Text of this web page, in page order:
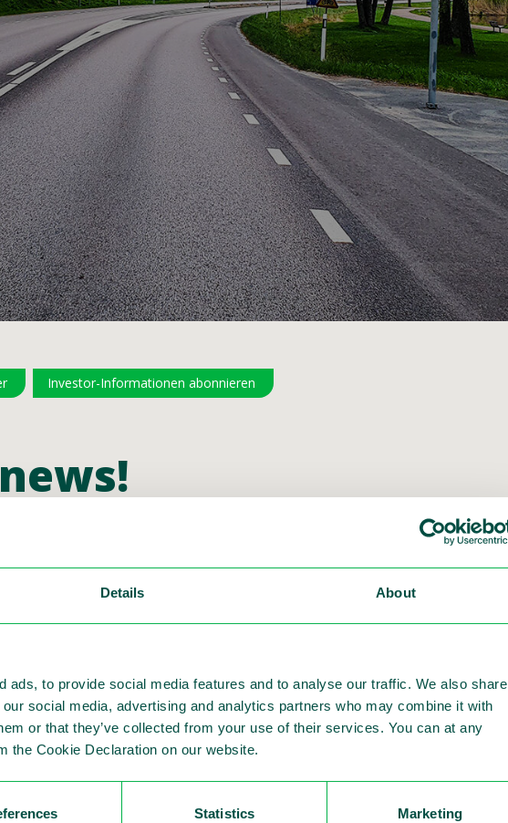
Details About
ads, to provide social media features and to analyse our traffic. We also share
social media, advertising and analytics partners who may combine it with
or that they’ve collected from your use of their services. You can at any
the Cookie Declaration on our website.
Statistics Marketing
Investor-Informationen abonnieren
up on portals. New speed cameras begins to be installed
7, and now several Swedish newspapers are writing
20230911/skarpare-fartkamera-kan-fanga-fler/
och-pa-nya-platser
som-kan-ta-fast-fler-fortk%C3%B6rare-1.109945287